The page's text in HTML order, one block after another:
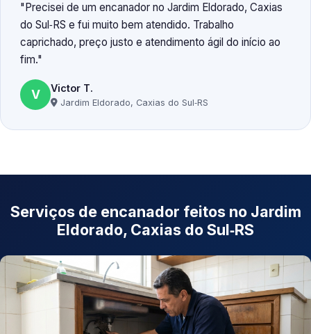
Precisei de um encanador no Jardim Eldorado, Caxias
do Sul‑RS e fui muito bem atendido. Trabalho
caprichado, preço justo e atendimento ágil do início ao
fim.
V Victor T.
Jardim Eldorado, Caxias do Sul‑RS
Serviços de encanador feitos no Jardim
Eldorado, Caxias do Sul‑RS